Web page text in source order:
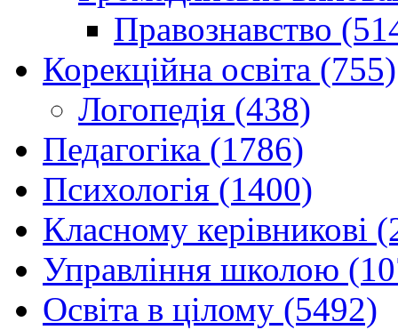
Правознавство
Корекційна освіта (755)
Логопедія (438)
Педагогіка (1786)
Психологія (1400)
Класному керівникові
Управління школою
Освіта в цілому (5492)